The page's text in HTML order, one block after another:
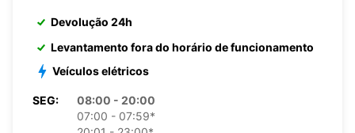
Devolução 24h
Levantamento fora do horário de funcionamento
Veículos elétricos
SEG:
08:00 - 20:00
07:00 - 07:59*